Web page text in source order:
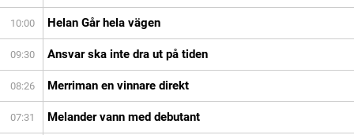
10:00 Helan Går hela vägen
09:30 Ansvar ska inte dra ut på tiden
08:26 Merriman en vinnare direkt
07:31 Melander vann med debutant